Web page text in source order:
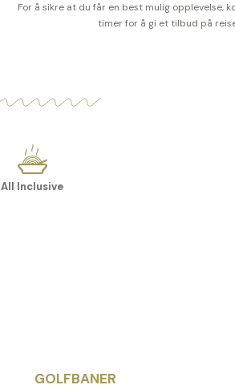
For å sikre at du får en best mulig opplevelse,
timer for å gi et tilbud på
All Inclusive
GOLFBANER